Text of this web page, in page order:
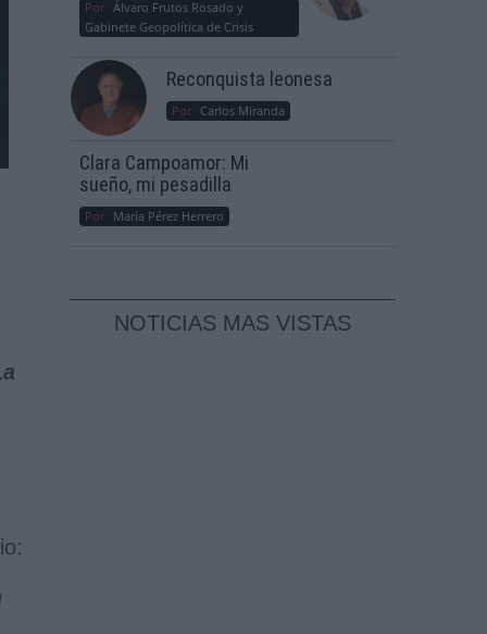
Por Álvaro Frutos Rosado y
Gabinete Geopolítica de Crisis
Reconquista leonesa
Por Carlos Miranda
Clara Campoamor: Mi
sueño, mi pesadilla
Por María Pérez Herrero
NOTICIAS MAS VISTAS